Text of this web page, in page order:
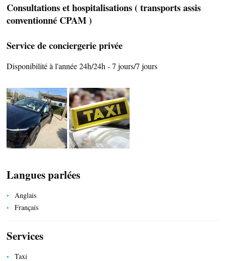
CÔTÉ NATURE
SAVEURS LOCALES
SANTÉ
Consultations et hospitalisations ( transports assis
conventionné CPAM )
Service de conciergerie privée
Disponibilité à l'année 24h/24h - 7 jours/7 jours
Langues parlées
Anglais
Français
Services
Taxi